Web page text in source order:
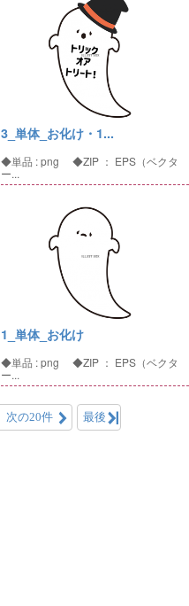
3_単体_お化け・1...
◆単品 : png ◆ZIP ： EPS（ベクタ
ー...
1_単体_お化け
◆単品 : png ◆ZIP ： EPS（ベクタ
ー...
次の20件 最後